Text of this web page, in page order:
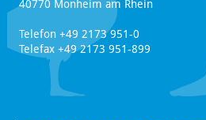
40770 Monheim am Rhein
Telefon +49 2173 951-0
Telefax +49 2173 951-899